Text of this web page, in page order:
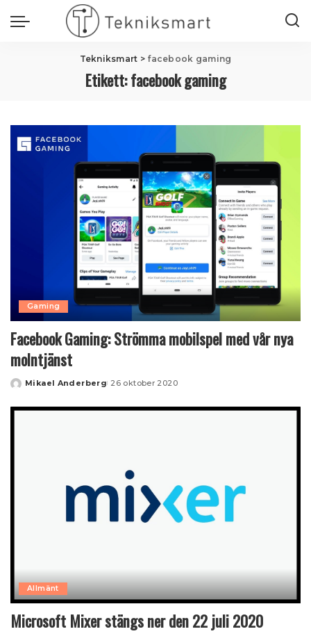
Tekniksmart > facebook gaming
Etikett:facebook gaming
Gaming
Facebook Gaming: Strömma mobilspel med vår nya
molntjänst
Posted
Mikael Anderberg 26 oktober 2020
Allmänt
Microsoft Mixer stängs ner den 22 juli 2020